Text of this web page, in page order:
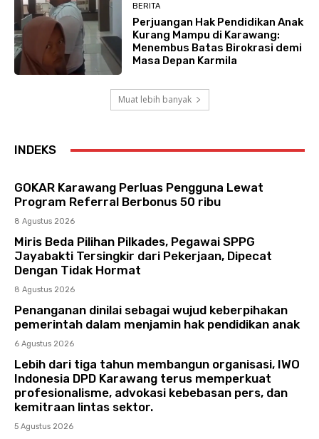
BERITA
Perjuangan Hak Pendidikan Anak
Kurang Mampu di Karawang:
Menembus Batas Birokrasi demi
Masa Depan Karmila
Muat lebih banyak
INDEKS
GOKAR Karawang Perluas Pengguna Lewat
Program Referral Berbonus 50 ribu
8 Agustus 2026
Miris Beda Pilihan Pilkades, Pegawai SPPG
Jayabakti Tersingkir dari Pekerjaan, Dipecat
Dengan Tidak Hormat
8 Agustus 2026
Penanganan dinilai sebagai wujud keberpihakan
pemerintah dalam menjamin hak pendidikan anak
6 Agustus 2026
Lebih dari tiga tahun membangun organisasi, IWO
Indonesia DPD Karawang terus memperkuat
profesionalisme, advokasi kebebasan pers, dan
kemitraan lintas sektor.
5 Agustus 2026